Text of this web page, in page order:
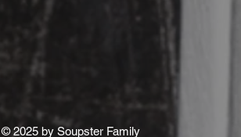
© 2025 by Soupster Family